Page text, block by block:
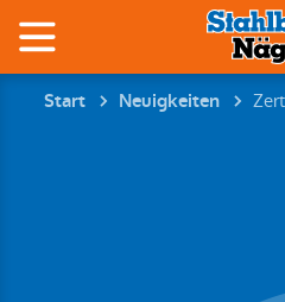
Start Neuigkeiten